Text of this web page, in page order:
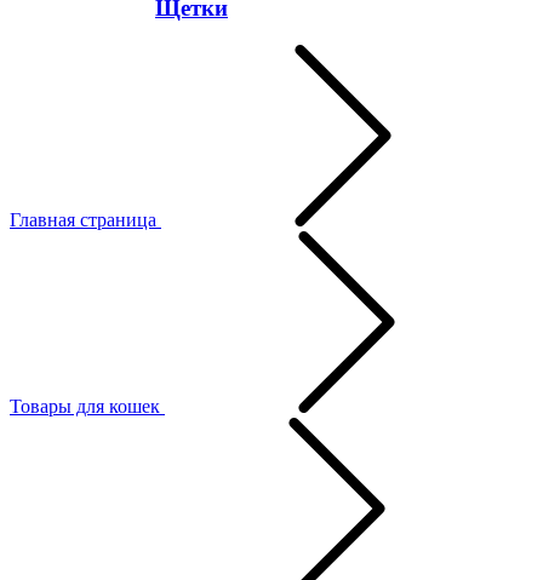
Щетки
Главная страница
Товары для кошек